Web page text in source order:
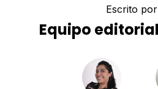
Escrito
Equipo